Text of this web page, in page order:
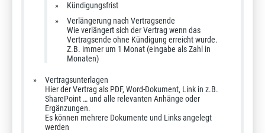
Kündigungsfrist
Verlängerung nach Vertragsende
Wie verlängert sich der Vertrag wenn das
Vertragsende ohne Kündigung erreicht wurde.
Z.B. immer um 1 Monat (eingabe als Zahl in
Monaten)
Vertragsunterlagen
Hier der Vertrag als PDF, Word-Dokument, Link in z.B.
SharePoint … und alle relevanten Anhänge oder
Ergänzungen.
Es können mehrere Dokumente und Links angelegt
werden